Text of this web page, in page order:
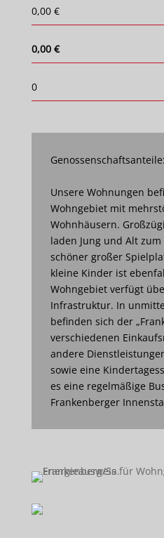
0,00 €
0,00 €
0
Unsere Wohnungen
Wohngebiet mit
Wohnhäusern.
laden Jung und Alt
schöner großer
kleine Kinder ist
Wohngebiet verfügt
Infrastruktur. In
befinden sich der
verschiedenen
andere
sowie eine
es eine regelmäßige
Frankenberger